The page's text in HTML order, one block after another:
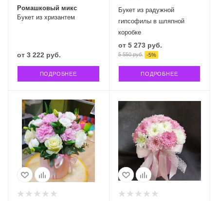
Букет из хризантем
Ромашковый микс
от 3 222 руб.
ПОДРОБНЕЕ
Букет из радужной
гипсофилы в шляпной
коробке
от 5 273 руб.
5 550 руб. -5%
ПОДРОБНЕЕ